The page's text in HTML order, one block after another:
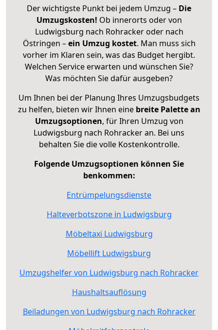
Der wichtigste Punkt bei jedem Umzug – Die
Umzugskosten! Ob innerorts oder von
Ludwigsburg nach Rohracker oder nach
Östringen –ein Umzug kostet. Man muss sich
vorher im Klaren sein, was das Budget hergibt.
Welchen Service erwarten und wünschen Sie?
Was möchten Sie dafür ausgeben?
Um Ihnen bei der Planung Ihres Umzugsbudgets
zu helfen, bieten wir Ihnen eine breite Palette an
Umzugsoptionen, für Ihren Umzug von
Ludwigsburg nach Rohracker an. Bei uns
behalten Sie die volle Kostenkontrolle.
Folgende Umzugsoptionen können Sie
benkommen:
Entrümpelungsdienste
Halteverbotszone in Ludwigsburg
Möbeltaxi Ludwigsburg
Möbellift Ludwigsburg
Umzugshelfer von Ludwigsburg nach Rohracker
Haushaltsauflösung
Beiladungen von Ludwigsburg nach Rohracker